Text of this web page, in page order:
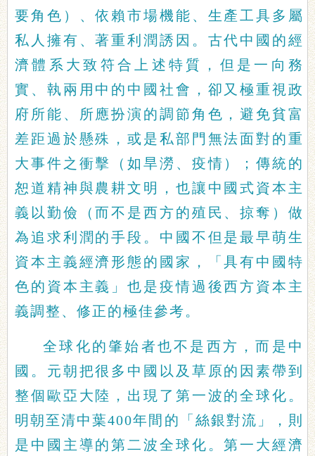
要角色）、依賴市場機能、生產工具多屬
私人擁有、著重利潤誘因。古代中國的經
濟體系大致符合上述特質，但是一向務
實、執兩用中的中國社會，卻又極重視政
府所能、所應扮演的調節角色，避免貧富
差距過於懸殊，或是私部門無法面對的重
大事件之衝擊（如旱澇、疫情）；傳統的
恕道精神與農耕文明，也讓中國式資本主
義以勤儉（而不是西方的殖民、掠奪）做
為追求利潤的手段。中國不但是最早萌生
資本主義經濟形態的國家，「具有中國特
色的資本主義」也是疫情過後西方資本主
義調整、修正的極佳參考。
全球化的肇始者也不是西方，而是中
國。元朝把很多中國以及草原的因素帶到
整個歐亞大陸，出現了第一波的全球化。
明朝至清中葉400年間的「絲銀對流」，則
是中國主導的第二波全球化。第一大經濟